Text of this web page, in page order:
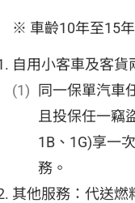
※ 車齡10年至15
自用小客車及客貨
同一保單汽車
且投保任一竊
1B、1G)享一
務。
其他服務：代送燃